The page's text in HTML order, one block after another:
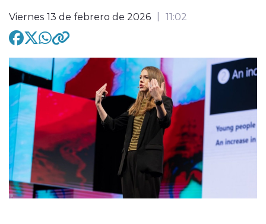
modo claro
Viernes 13 de febrero de 2026 11:02